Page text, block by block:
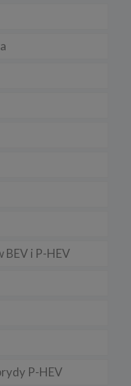
i P-HEV
P-HEV